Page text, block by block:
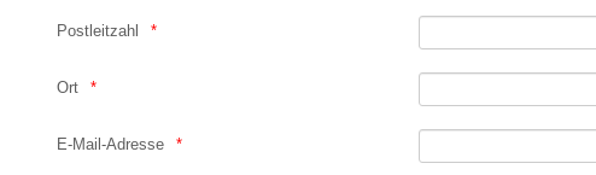
Postleitzahl
Ort
E-Mail-Adresse